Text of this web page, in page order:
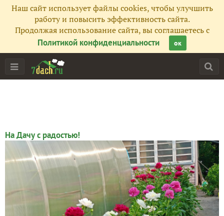
Наш сайт использует файлы cookies, чтобы улучшить
работу и повысить эффективность сайта.
Продолжая использование сайта, вы соглашаетесь с
Политикой конфиденциальности
ок
На Дачу с радостью!
Подписчики
Все публикации 758
534
Сейчас обсуждают